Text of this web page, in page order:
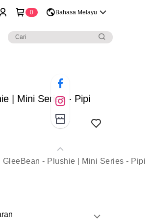
0 Bahasa Melayu
| Mini Series - Pipi